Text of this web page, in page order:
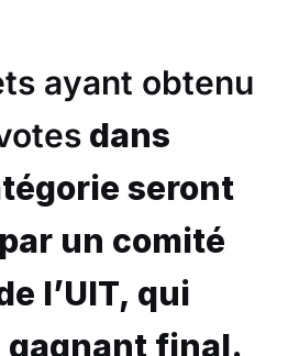
ayant obtenu
dans
seront
un comité
l’UIT, qui
gagnant final.